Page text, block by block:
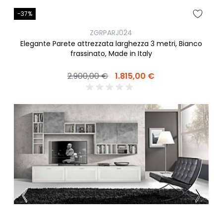
-37%
ZGRPARJ024
Elegante Parete attrezzata larghezza 3 metri, Bianco
frassinato, Made in Italy
2.900,00 € 1.815,00 €